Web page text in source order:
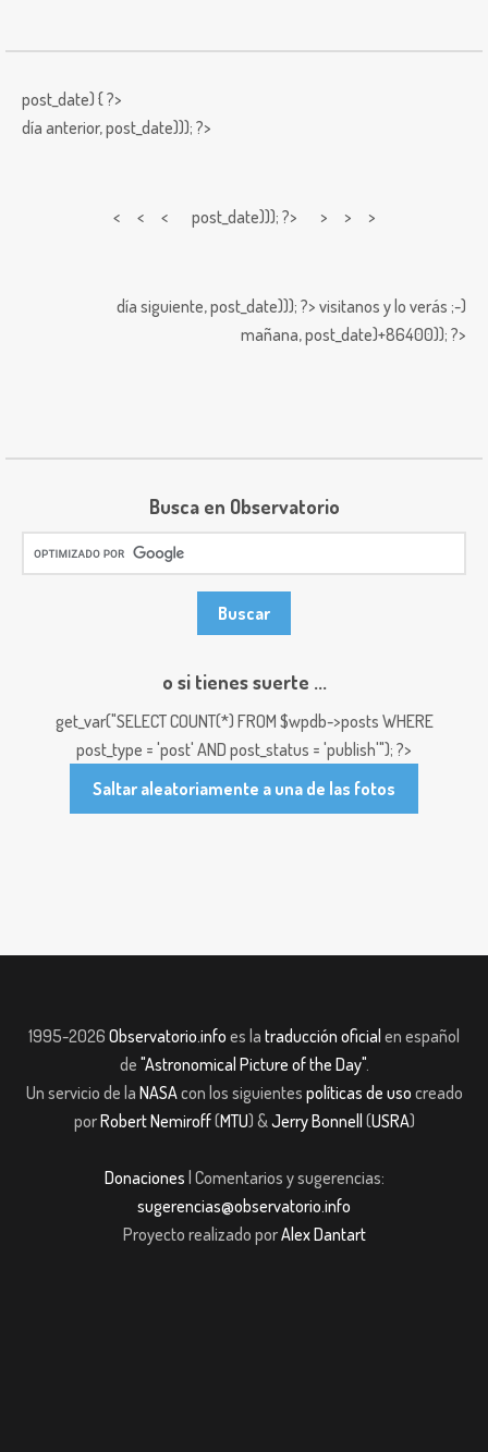
post_date) { ?>
día anterior,post_date))); ?>
< < < post_date))); ?> > > >
día siguiente,post_date))); ?> visitanos y lo verás ;-)
mañana,post_date)+86400)); ?>
Busca en Observatorio
o si tienes suerte ...
get_var("SELECT COUNT(*) FROM $wpdb->posts WHERE
post_type = 'post' AND post_status = 'publish'"); ?>
Saltar aleatoriamente a una de las fotos
1995-2026 Observatorio.info es la traducción oficial en español
de "Astronomical Picture of the Day".
Un servicio de la NASAcon los siguientes políticas de uso creado
porRobert Nemiroff(MTU) &Jerry Bonnell (USRA)
Donaciones | Comentarios y sugerencias:
sugerencias@observatorio.info
Proyecto realizado porAlex Dantart